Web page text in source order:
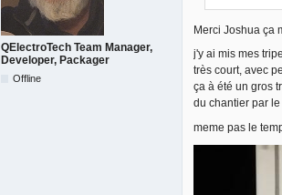
QElectroTech Team Manager,
Developer, Packager
Offline
Merci Joshua ça
j'y ai mis mes
très court, avec
ça à été un gros
du chantier par
meme pas le